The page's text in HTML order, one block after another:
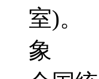
室)
象 1.